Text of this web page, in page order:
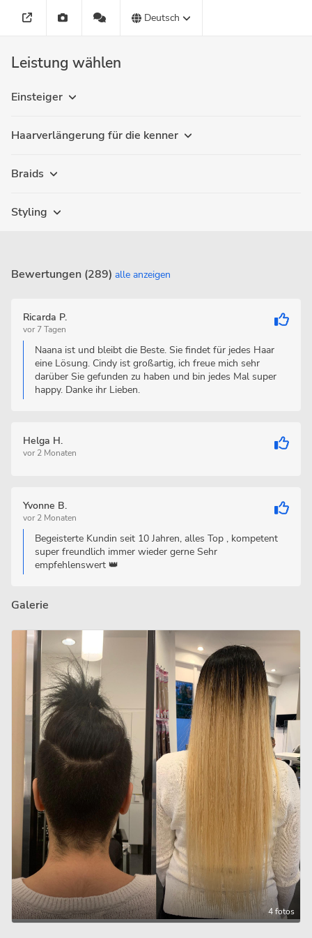
Deutsch
Leistung wählen
Einsteiger
Haarverlängerung für die kenner
Braids
Styling
Bewertungen (289) alle anzeigen
Ricarda P.
vor 7 Tagen
Naana ist und bleibt die Beste. Sie findet für jedes Haar
eine Lösung. Cindy ist großartig, ich freue mich sehr
darüber Sie gefunden zu haben und bin jedes Mal super
happy. Danke ihr Lieben.
Helga H.
vor 2 Monaten
Yvonne B.
vor 2 Monaten
Begeisterte Kundin seit 10 Jahren, alles Top , kompetent
super freundlich immer wieder gerne Sehr
empfehlenswert 👑
Galerie
4 fotos